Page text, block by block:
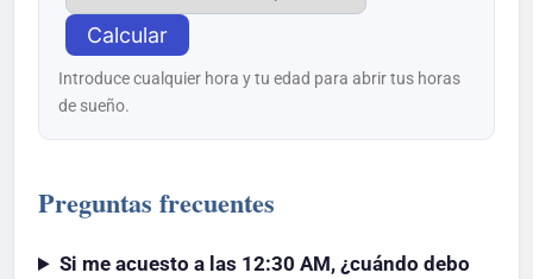
Calcular
Introduce cualquier hora y tu edad para abrir tus horas
de sueño.
Preguntas frecuentes
Si me acuesto a las 12:30 AM, ¿cuándo debo